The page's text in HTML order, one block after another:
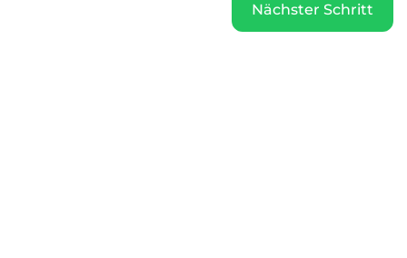
Nächster Schritt